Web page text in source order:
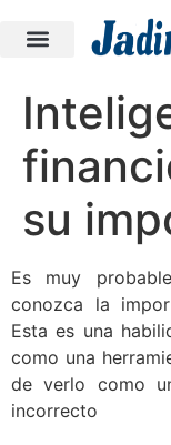
su
Es muy
conozca la
Esta es una
como una
de verlo como
incorrecto